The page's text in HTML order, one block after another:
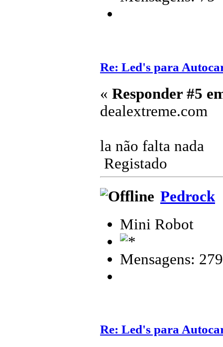
Re: Led's para
« Responder #5
dealextreme.com
la não falta nada
Registado
Pedrock
Mini Robot
Mensagens: 279
Re: Led's para